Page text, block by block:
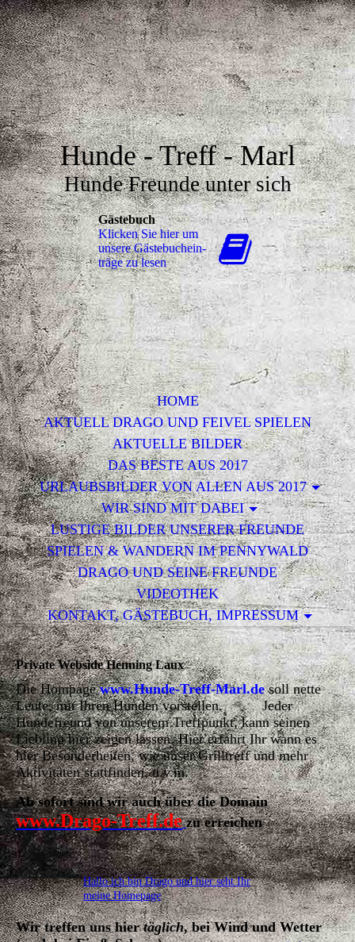
Hunde - Treff - Marl
Hunde Freunde unter sich
Gästebuch
Klicken Sie hier um
unsere Gäs­te­buch­ein­
trä­ge zu lesen
HOME
AKTUELL DRAGO UND FEIVEL SPIELEN
AKTUELLE BILDER
DAS BESTE AUS 2017
URLAUBSBILDER VON ALLEN AUS 2017
WIR SIND MIT DABEI
LUSTIGE BILDER UNSERER FREUNDE
SPIELEN & WANDERN IM PENNYWALD
DRAGO UND SEINE FREUNDE
VIDEOTHEK
KONTAKT, GÄSTEBUCH, IMPRESSUM
Private Webside Henning Laux
Die Hompagewww.Hunde-Treff-Marl.desoll nette
Leute, mit Ihren Hunden vorstellen. Jeder
Hundefreund von unserem Treffpunkt, kann seinen
Liebling hier zeigen lassen. Hier erfahrt Ihr wann es
hier Besonderheiten, wie unser Grilltreff und mehr
Aktivitäten stattfinden, u.v.m.
Ab sofort sind wir auch über die Domain
www.Drago-Treff.de zu erreichen
Hallo ich bin Drago und hier seht Ihr
meine Homepage
Wir treffen uns hiertäglich, bei Wind und Wetter